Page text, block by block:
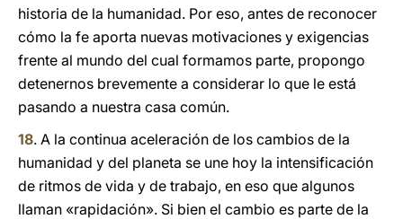
historia de la humanidad. Por eso, antes de reconocer
cómo la fe aporta nuevas motivaciones y exigencias
frente al mundo del cual formamos parte, propongo
detenernos brevemente a considerar lo que le está
pasando a nuestra casa común.
18. A la continua aceleración de los cambios de la
humanidad y del planeta se une hoy la intensificación
de ritmos de vida y de trabajo, en eso que algunos
llaman «rapidación». Si bien el cambio es parte de la